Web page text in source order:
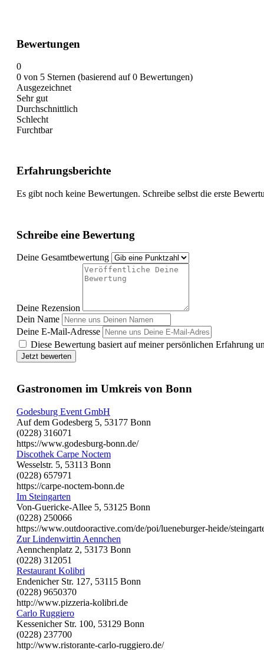
Bewertungen
0
0 von 5 Sternen (basierend auf 0 Bewertungen)
Ausgezeichnet
Sehr gut
Durchschnittlich
Schlecht
Furchtbar
Erfahrungsberichte
Es gibt noch keine Bewertungen. Schreibe selbst die erste
Schreibe eine Bewertung
Deine Gesamtbewertung
Deine Rezension
Dein Name
Deine E-Mail-Adresse
Diese Bewertung basiert auf meiner persönlichen Erfahrung
Jetzt bewerten
Gastronomen im Umkreis von Bonn
Godesburg Event GmbH
Auf dem Godesberg 5, 53177 Bonn
(0228) 316071
https://www.godesburg-bonn.de/
Discothek Carpe Noctem
Wesselstr. 5, 53113 Bonn
(0228) 657971
https://carpe-noctem-bonn.de
Im Steingarten
Von-Guericke-Allee 5, 53125 Bonn
(0228) 250066
https://www.outdooractive.com/de/poi/lueneburger-heide/
Zur Lindenwirtin Aennchen
Aennchenplatz 2, 53173 Bonn
(0228) 312051
Restaurant Kolibri
Endenicher Str. 127, 53115 Bonn
(0228) 9650370
http://www.pizzeria-kolibri.de
Carlo Ruggiero
Kessenicher Str. 100, 53129 Bonn
(0228) 237700
http://www.ristorante-carlo-ruggiero.de/